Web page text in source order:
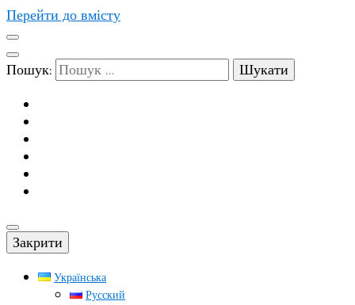
Перейти до вмісту
Пошук:
Закрити
Українська
Русский